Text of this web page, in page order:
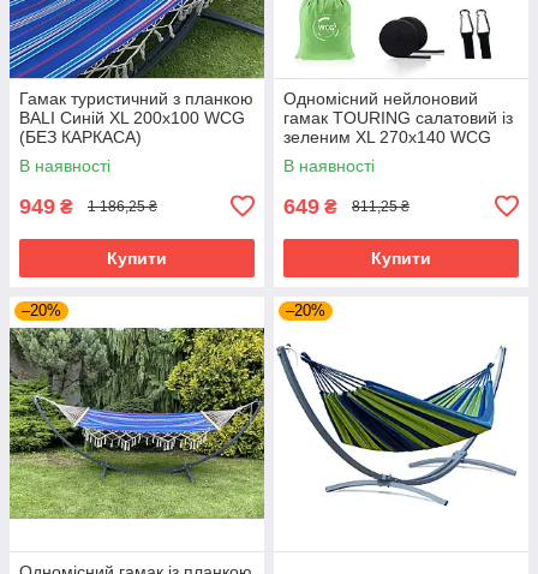
Гамак туристичний з планкою
BALI Синій XL 200х100 WCG
(БЕЗ КАРКАСА)
В наявності
949 ₴ 1 186,25 ₴
Купити
Одномісний нейлоновий
гамак TOURING салатовий із
зеленим XL 270х140 WCG
В наявності
649 ₴ 811,25 ₴
Купити
–20% –20%